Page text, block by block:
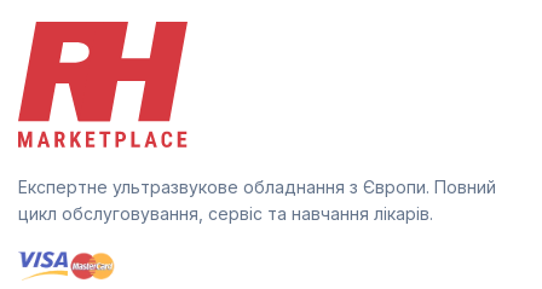
Експертне ультразвукове обладнання з Європи. Повний
цикл обслуговування, сервіс та навчання лікарів.